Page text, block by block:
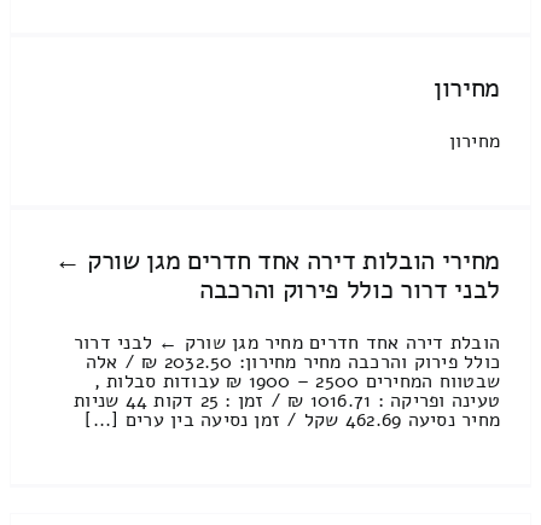
מחירון
מחירון
מחירי הובלות דירה אחד חדרים מגן שורק ←
לבני דרור כולל פירוק והרכבה
הובלת דירה אחד חדרים מחיר מגן שורק ← לבני דרור
כולל פירוק והרכבה מחיר מחירון: 2032.50 ₪ / אלה
שבטווח המחירים 2500 – 1900 ₪ עבודות סבלות ,
טעינה ופריקה : 1016.71 ₪ / זמן : 25 דקות 44 שניות
מחיר נסיעה 462.69 שקל / זמן נסיעה בין ערים [...]